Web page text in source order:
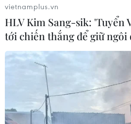
#Đội tuyển Anh
#Vòng Chung
#Gareth Southgate
Anh
vietnamplus.vn
HLV Kim Sang-sik: 'Tuyển
tới chiến thắng để giữ ngôi